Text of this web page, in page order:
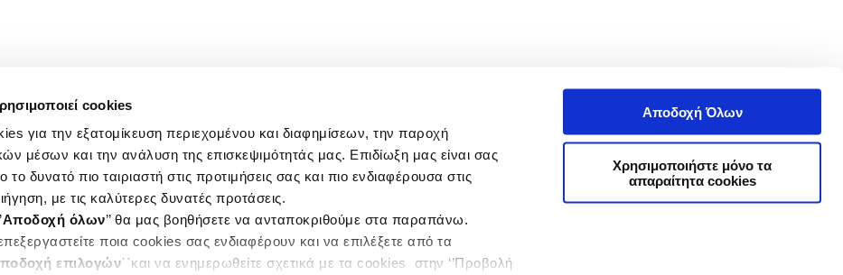
cookies
για την εξατομίκευση περιεχομένου και διαφημίσεων, την παροχή
μέσων και την ανάλυση της επισκεψιμότητάς μας. Επιδίωξη μας είναι σας
δυνατό πιο ταιριαστή στις προτιμήσεις σας και πιο ενδιαφέρουσα στις
με τις καλύτερες δυνατές προτάσεις.
Αποδοχή όλων’’ θα μας βοηθήσετε να ανταποκριθούμε στα παραπάνω.
ποια cookies σας ενδιαφέρουν και να επιλέξετε από τα
επιλογών΄΄και να ενημερωθείτε σχετικά με τα cookies στην ‘’Προβολή
Αποδοχή Όλων
Χρησιμοποιήστε μόνο τα
απαραίτητα cookies